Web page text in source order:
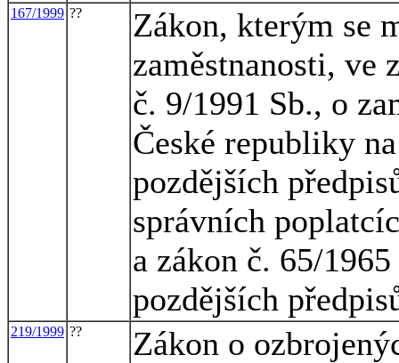
167/1999 ??
Zákon, kterým se
zaměstnanosti, ve
č. 9/1991 Sb., o
České republiky
pozdějších
správních
a zákon č. 65/
pozdějších
219/1999 ?? Zákon o